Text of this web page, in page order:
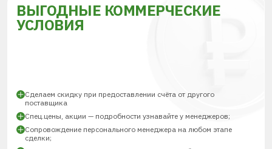
ВЫГОДНЫЕ КОММЕРЧЕСКИЕ
УСЛОВИЯ
Сделаем скидку при предоставлении счёта от другого
поставщика
Спец.цены, акции — подробности узнавайте у менеджеров;
Сопровождение персонального менеджера на любом этапе
сделки;